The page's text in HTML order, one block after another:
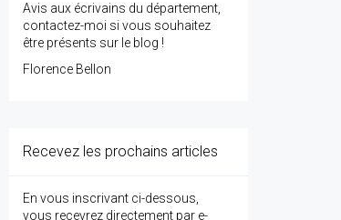
Avis aux écrivains du département,
contactez-moi si vous souhaitez
être présents sur le blog !
Florence Bellon
Recevez les prochains articles
En vous inscrivant ci-dessous,
vous recevrez directement par e-